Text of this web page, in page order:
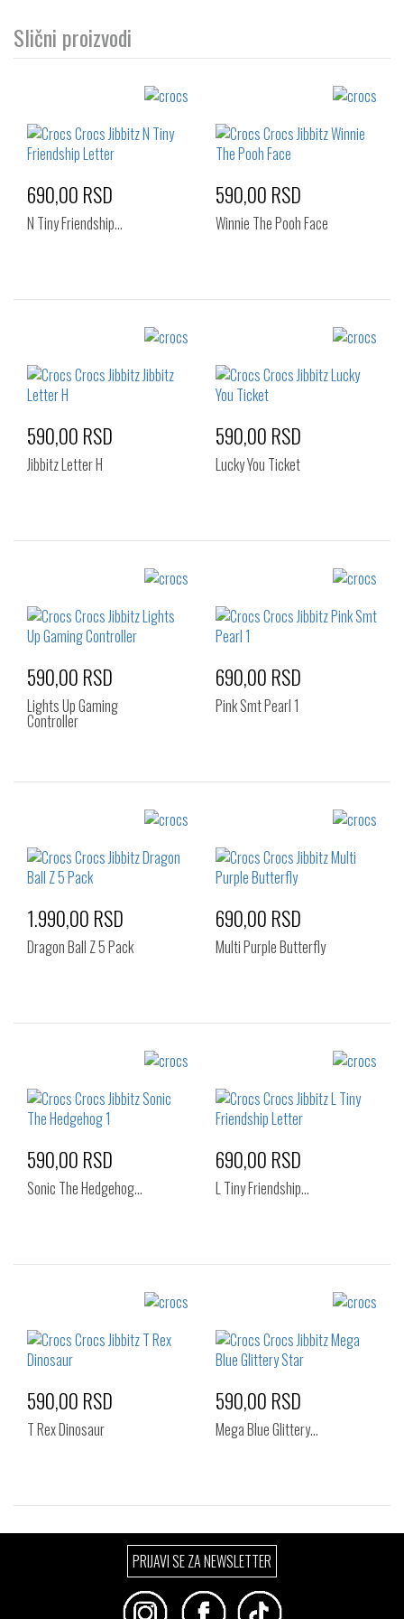
Slični proizvodi
Izaberi željeni broj:
690,00 RSD
N Tiny Friendship…
Izaberi željeni broj:
590,00 RSD
Winnie The Pooh Face
Izaberi željeni broj:
590,00 RSD
Jibbitz Letter H
Izaberi željeni broj:
590,00 RSD
Lucky You Ticket
Izaberi željeni broj:
590,00 RSD
Lights Up Gaming
Controller
Izaberi željeni broj:
690,00 RSD
Pink Smt Pearl 1
Izaberi željeni broj:
1.990,00 RSD
Dragon Ball Z 5 Pack
Izaberi željeni broj:
690,00 RSD
Multi Purple Butterfly
Izaberi željeni broj:
590,00 RSD
Sonic The Hedgehog…
Izaberi željeni broj:
690,00 RSD
L Tiny Friendship…
Izaberi željeni broj:
590,00 RSD
T Rex Dinosaur
Izaberi željeni broj:
590,00 RSD
Mega Blue Glittery…
PRIJAVI SE ZA NEWSLETTER